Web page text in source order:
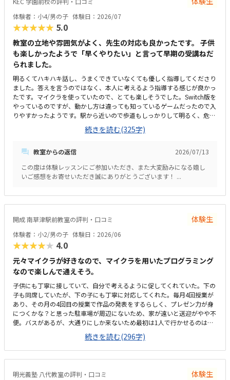
広く、時間制限もないため授業の時間停めることができることがよかった
です。個人的には家から子供が自分で通える距離ではないのが残念です。
教室がほかの会社の一部にありますが、体験中はとても静かで特に気にな
ることはありませんでした。広さは一対一のクラスのためちょうどよい大
きさです。机も椅子も清潔でシンプルで集中できる環境です。他のプログ
ラミングのクラスの費用などとくらべていないのでわかりませんが、個人
的には安くはないです。個別クラスなら妥当な授業料とは感じます。子供
は知っているけど、普段遊んだことがないマインクラフトで遊びながら学
べ、嬉しくて楽しかったようです。普段、座学が得意ではない子供集中し
て話しを聞いたり問題に取り組めていたのは先生やカリキュラムがよかっ
たからと思いました。あっという間に時間がすぎ、もっとやりたいと思う
気持ちのまま授業が終わってしまいました。実際通うことができたら沢山
のことを学ぶことができるだろうと思いました。もっと学びたい、やりた
いという気持ちで楽しくまなべることは素晴らしいと思います。
体験者：小4/男の子 体験日：2026/07
★★★★★ 5.0
教室の立地や雰囲気がよく、先生の対応も良かったです。 子供
も楽しかったようで「早くやりたい」と言って早期の受講ねだ
られました。
明るくてハキハキ話し、うまくできていなくても優しく指導してくださり
ました。答えを言うのではなく、本人に考えるよう指導する感じが良かっ
たです。マイクラを使っていたので、とても楽しそうでした。Switch版を
やっているのですが、動かし方は違っても知っているゲームだったので入
りやすかったようです。駅から近いので歩道もしっかりして明るく、危な
い場所もないのでとても良いと思います。明るくて大きい液晶モニター
で、少人数制らしくひとりのスペースがゆったりと取ってあって良かっ
くこんなものかなと思います。指導してくださった先生が、明るく優しく
続きを読む(325字)
教室からの返信
2026/07/13
この度は体験レッスンにご参加いただき、また大変励みになる嬉し
いご感想をお寄せいただき誠にありがとうございます！ ...
開成 南草津駅前教室の評判・口コミ 体験生
体験者：小2/男の子 体験日：2026/06
★★★★★ 4.0
元々マイクラが好きなので、マイクラを用いたプログラミング
なので楽しんで通えそう。
子供にも丁寧に接していて、自分で考えるように促してくれていた。下の
子も同席していたが、下の子にも丁寧に対応してくれた。毎月4回授業が
あり、その月の4回目の授業で作品の発表をするらしく、プレゼン力が身
につくかな？と思った駐車場が周辺にないため、家が遠いと送迎がやや不
便。バスがあるが、大通りにしか来ないため最初は1人で行かせるのはや
や不安。少人数制のため教室は狭いが先生の目は行き届きそうだと思う。
自習室も完備されているので、迎えの時間が遅くなっても自習室で待って
てもらえるので安心。プログラミングの料金はやや高めだが、プログラミ
ングだけでなく、プレゼン力なども育つかなと思うと、まぁありかな。
続きを読む(296字)
明光義塾 八代教室の評判・口コミ 体験生